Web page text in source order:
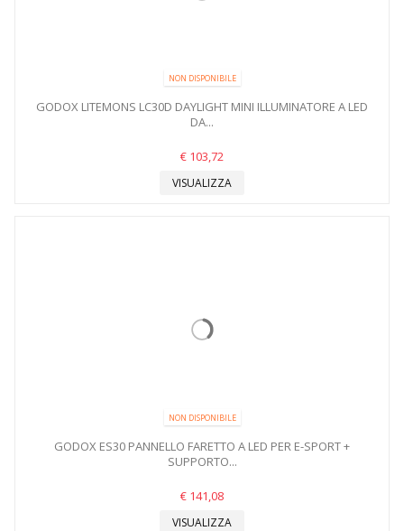
NON DISPONIBILE
GODOX LITEMONS LC30D DAYLIGHT MINI ILLUMINATORE A LED
DA...
€ 103,72
VISUALIZZA
NON DISPONIBILE
GODOX ES30 PANNELLO FARETTO A LED PER E-SPORT +
SUPPORTO...
€ 141,08
VISUALIZZA